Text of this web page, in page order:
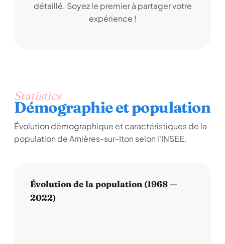
détaillé. Soyez le premier à partager votre
expérience !
Statistics
Démographie et population
Évolution démographique et caractéristiques de la
population de Arnières-sur-Iton selon l'INSEE.
Évolution de la population (1968 —
2022)